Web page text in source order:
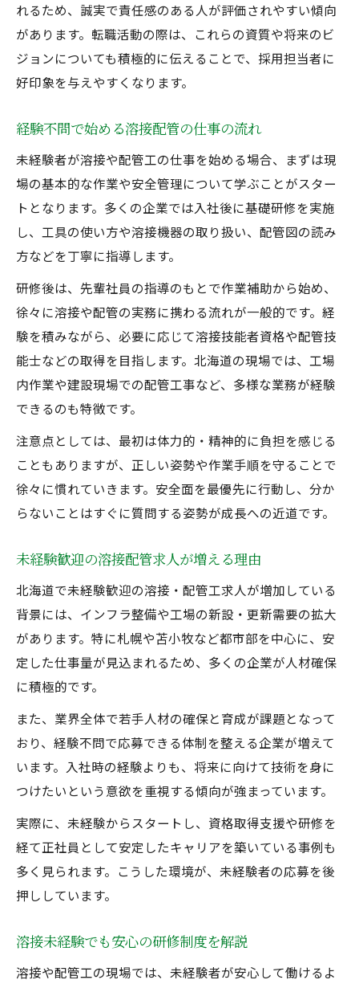
資格取得が未経験者のキャリアを後押し
溶接未経験者に優しい応募ポイント解説
未経験でも安心できる応募書類の書き方
配管未経験者が面接で伝えるべき強み
溶接未経験者向けの志望動機例を紹介
未経験歓迎求人の選び方と注意点まとめ
配管技術を磨く未経験者向け転職ガイド
未経験から配管技術を習得する近道は
溶接経験不問求人で技術が身につく理由
配管分野の未経験スタート成功例紹介
未経験者でも挑戦できる溶接作業内容
溶接配管工の職場で学べる安全対策とは
れるため、誠実で責任感のある人が評価されやすい傾向
があります。転職活動の際は、これらの資質や将来のビ
ジョンについても積極的に伝えることで、採用担当者に
好印象を与えやすくなります。
経験不問で始める溶接配管の仕事の流れ
未経験者が溶接や配管工の仕事を始める場合、まずは現
場の基本的な作業や安全管理について学ぶことがスター
トとなります。多くの企業では入社後に基礎研修を実施
し、工具の使い方や溶接機器の取り扱い、配管図の読み
方などを丁寧に指導します。
研修後は、先輩社員の指導のもとで作業補助から始め、
徐々に溶接や配管の実務に携わる流れが一般的です。経
験を積みながら、必要に応じて溶接技能者資格や配管技
能士などの取得を目指します。北海道の現場では、工場
内作業や建設現場での配管工事など、多様な業務が経験
できるのも特徴です。
注意点としては、最初は体力的・精神的に負担を感じる
こともありますが、正しい姿勢や作業手順を守ることで
徐々に慣れていきます。安全面を最優先に行動し、分か
らないことはすぐに質問する姿勢が成長への近道です。
未経験歓迎の溶接配管求人が増える理由
北海道で未経験歓迎の溶接・配管工求人が増加している
背景には、インフラ整備や工場の新設・更新需要の拡大
があります。特に札幌や苫小牧など都市部を中心に、安
定した仕事量が見込まれるため、多くの企業が人材確保
に積極的です。
また、業界全体で若手人材の確保と育成が課題となって
おり、経験不問で応募できる体制を整える企業が増えて
います。入社時の経験よりも、将来に向けて技術を身に
つけたいという意欲を重視する傾向が強まっています。
実際に、未経験からスタートし、資格取得支援や研修を
経て正社員として安定したキャリアを築いている事例も
多く見られます。こうした環境が、未経験者の応募を後
押ししています。
溶接未経験でも安心の研修制度を解説
溶接や配管工の現場では、未経験者が安心して働けるよ